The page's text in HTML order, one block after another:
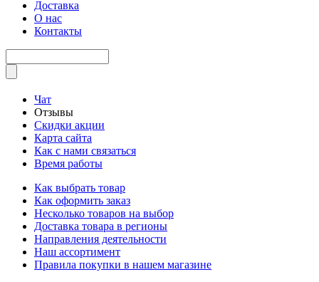
Доставка
О нас
Контакты
Чат
Отзывы
Скидки акции
Карта сайта
Как с нами связаться
Время работы
Как выбрать товар
Как оформить заказ
Несколько товаров на выбор
Доставка товара в регионы
Направления деятельности
Наш ассортимент
Правила покупки в нашем магазине